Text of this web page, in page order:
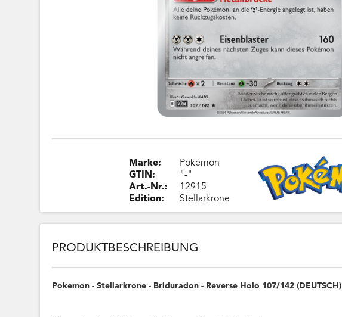
Marke:
GTIN:
Art.-Nr.:
Edition:
Pokémon
"-"
12915
Stellarkrone
PRODUKTBESCHREIBUNG
Pokemon - Stellarkrone - Briduradon - Reverse Holo 107/142 (DEUTSCH)